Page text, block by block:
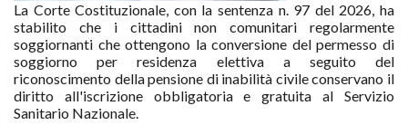
La Corte Costituzionale, con la sentenza n. 97 del 2026, ha
stabilito che i cittadini non comunitari regolarmente
soggiornanti che ottengono la conversione del permesso di
soggiorno per residenza elettiva a seguito del
riconoscimento della pensione di inabilità civile conservano il
diritto all'iscrizione obbligatoria e gratuita al Servizio
Sanitario Nazionale.